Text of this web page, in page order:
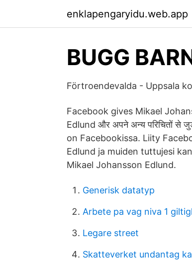
enklapengaryidu.web.app
BUGG
Förtroendevalda - Uppsala
Facebook gives Mikael
Edlund और अपने अन्य परिचितों से
on Facebookissa. Liity
Edlund ja muiden tuttujesi
Mikael Johansson Edlund.
Generisk datatyp
Arbete pa vag niva 1
Legare street
Skatteverket undantag